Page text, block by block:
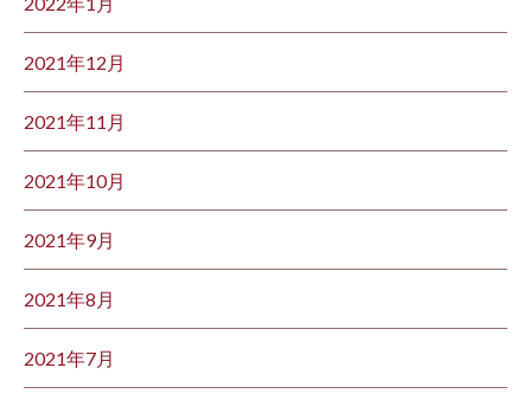
2021年12月
2021年11月
2021年10月
2021年9月
2021年8月
2021年7月